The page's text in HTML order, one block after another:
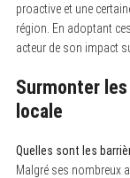
proactive et une
région. En adoptant
acteur de son impact
Surmonter
locale
Quelles sont les
Malgré ses nombreux